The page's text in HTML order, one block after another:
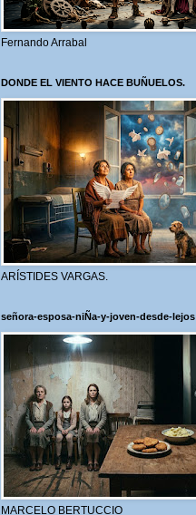
Fernando Arrabal
DONDE EL VIENTO HACE BUÑUELOS.
ARÍSTIDES VARGAS.
señora-esposa-niÑa-y-joven-desde-lejos
MARCELO BERTUCCIO